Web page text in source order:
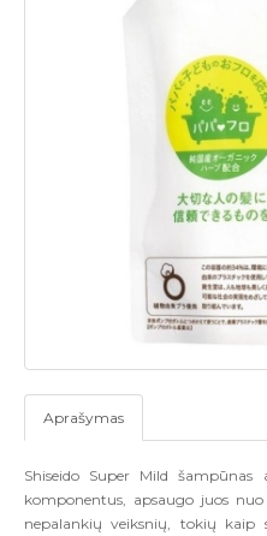
Aprašymas
Shiseido Super Mild šampūnas
komponentus, apsaugo juos
nepalankių veiksnių, tokių